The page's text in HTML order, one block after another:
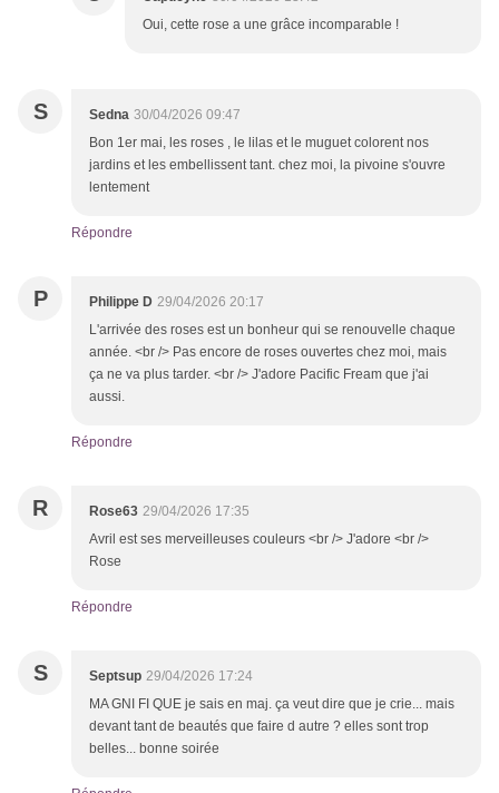
Oui, cette rose a une grâce incomparable !
S Sedna 30/04/2026 09:47
Bon 1er mai, les roses , le lilas et le muguet colorent nos
jardins et les embellissent tant. chez moi, la pivoine s'ouvre
lentement
Répondre
P Philippe D 29/04/2026 20:17
L'arrivée des roses est un bonheur qui se renouvelle chaque
année. <br /> Pas encore de roses ouvertes chez moi, mais
ça ne va plus tarder. <br /> J'adore Pacific Fream que j'ai
aussi.
Répondre
R Rose63 29/04/2026 17:35
Avril est ses merveilleuses couleurs <br /> J'adore <br />
Rose
Répondre
S Septsup 29/04/2026 17:24
MA GNI FI QUE je sais en maj. ça veut dire que je crie... mais
devant tant de beautés que faire d autre ? elles sont trop
belles... bonne soirée